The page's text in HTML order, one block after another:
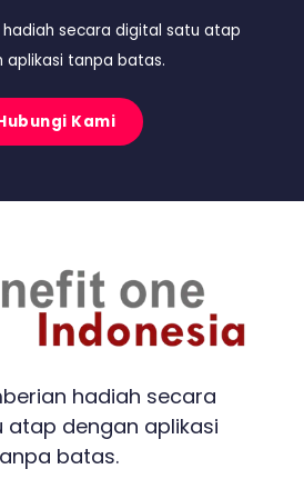
hadiah secara digital satu atap
aplikasi tanpa batas.
Kami
hadiah secara
atap dengan aplikasi
batas.